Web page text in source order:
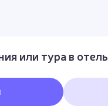
или тура в отель